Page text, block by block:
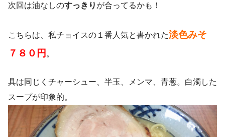
次回は油なしのすっきり が合ってるかも！
こちらは、私チョイスの１番人気と書かれた淡色みそ
７８０円 。
具は同じくチャーシュー、半玉、メンマ、青葱。白濁した
スープが印象的。